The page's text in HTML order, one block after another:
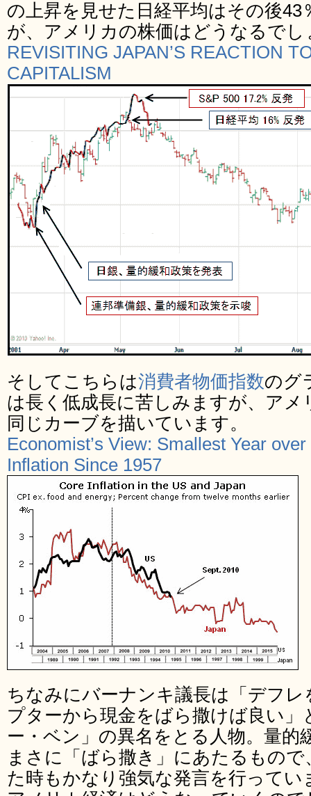
の上昇を見せた日経平均はその後
が、アメリカの株価はどうなるでし
REVISITING JAPAN’S REACTION
CAPITALISM
そしてこちらは消費者物価指数のグ
は長く低成長に苦しみますが、アメ
同じカーブを描いています。
Economist’s View: Smallest Year
Inflation Since 1957
ちなみにバーナンキ議長は「デフ
プターから現金をばら撒けば良い
ー・ベン」の異名をとる人物。量的
まさに「ばら撒き」にあたるもの
た時もかなり強気な発言を行って